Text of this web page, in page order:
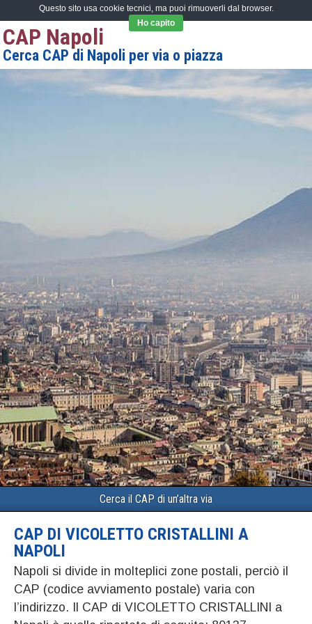
CAP Napoli
Cerca CAP di Napoli per via o piazza
Cerca il CAP di un’altra via
CAP DI VICOLETTO CRISTALLINI A
NAPOLI
Napoli si divide in molteplici zone postali, perciò il
CAP (codice avviamento postale) varia con
l’indirizzo. Il CAP di VICOLETTO CRISTALLINI a
Questo sito usa cookie tecnici, ma puoi rimuoverli dal browser.
Ho capito